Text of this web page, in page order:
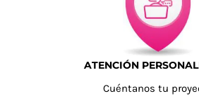
ATENCIÓN
Cuéntanos tu